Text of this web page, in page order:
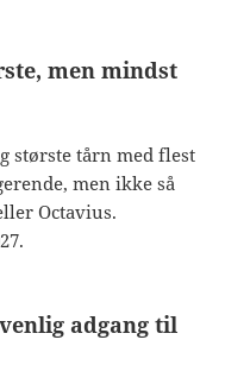
men mindst
største tårn med flest
men ikke så
Octavius.
adgang til